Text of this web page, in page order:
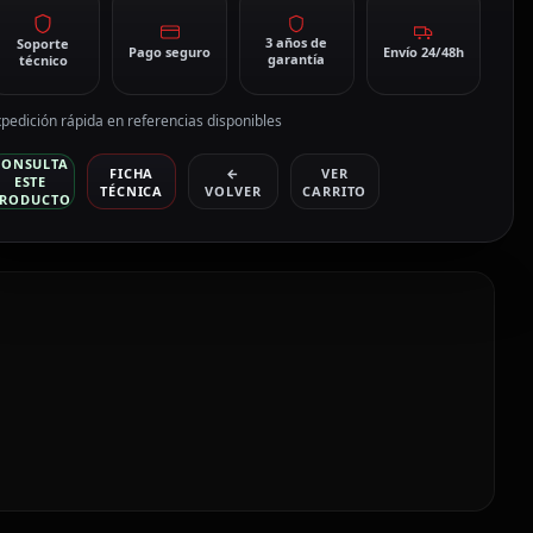
Soporte
técnico
Pago seguro
3 años de
garantía
Envío 24/48h
rápida en referencias disponibles
ESTE
FICHA
TÉCNICA
←
VOLVER
VER
CARRITO